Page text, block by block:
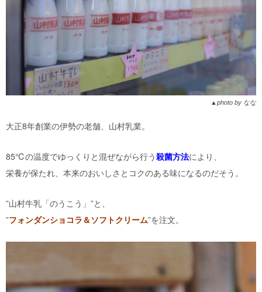
▲photo by なな
大正8年創業の伊勢の老舗、山村乳業。
85℃の温度でゆっくりと混ぜながら行う殺菌方法により、
栄養が保たれ、本来のおいしさとコクのある味になるのだそう。
”山村牛乳「のうこう」”と、
”フォンダンショコラ＆ソフトクリーム”を注文。